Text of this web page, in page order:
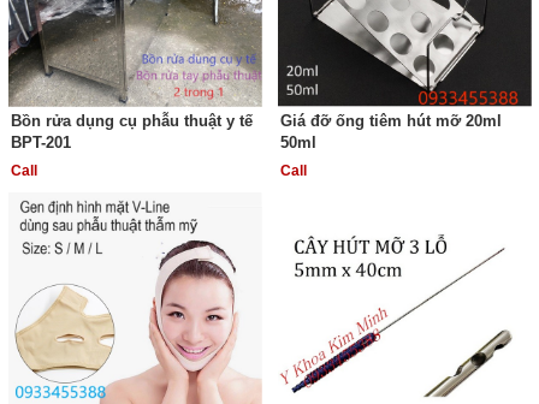
Bồn rửa dụng cụ phẫu thuật y tế
BPT-201
Call
Giá đỡ ống tiêm hút mỡ 20ml
50ml
Call